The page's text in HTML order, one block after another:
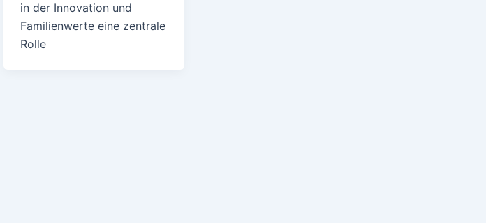
in der Innovation und
Familienwerte eine zentrale
Rolle